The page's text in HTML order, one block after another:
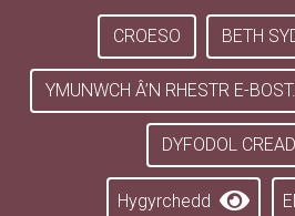
CROESO BETH
YMUNWCH Â’N RHESTR E-
DYFODOL
Hygyrchedd